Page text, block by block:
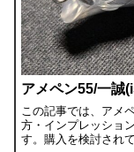
アメペン55/一誠
この記事では、アメ
方・インプレッショ
す。購入を検討され